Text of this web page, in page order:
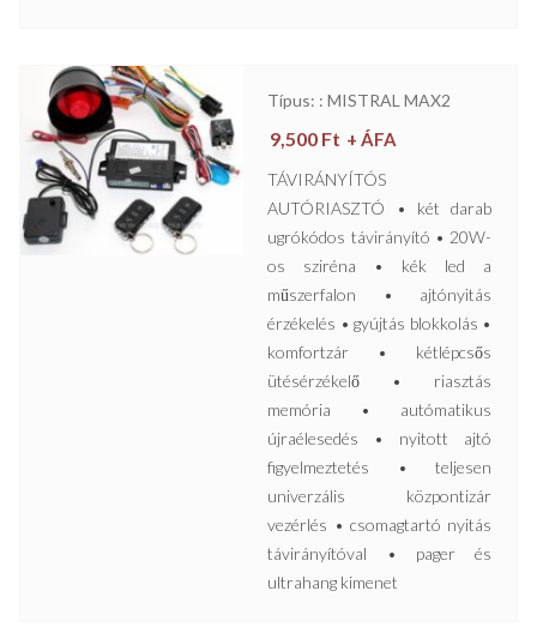
Típus: : MISTRAL MAX2
9,500 Ft + ÁFA
TÁVIRÁNYÍTÓS
AUTÓRIASZTÓ • két darab
ugrókódos távirányító • 20W-
os sziréna • kék led a
műszerfalon • ajtónyitás
érzékelés • gyújtás blokkolás •
komfortzár • kétlépcsős
ütésérzékelő • riasztás
memória • autómatikus
újraélesedés • nyitott ajtó
figyelmeztetés • teljesen
univerzális központizár
vezérlés • csomagtartó nyitás
távirányítóval • pager és
ultrahang kimenet